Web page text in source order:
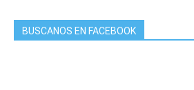
BUSCANOS EN FACEBOOK